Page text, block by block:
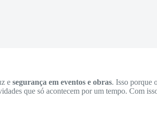
e segurança em eventos e obras. Isso porque
que só acontecem por um tempo. Com